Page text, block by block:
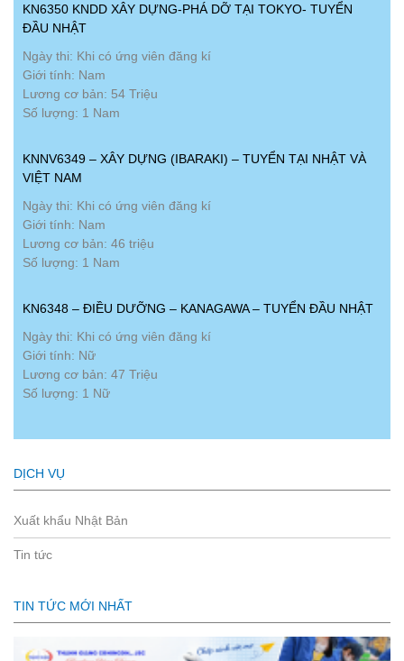
KN6350 KNDD XÂY DỰNG-PHÁ DỠ TẠI TOKYO- TUYỂN
ĐẦU NHẬT
Ngày thi: Khi có ứng viên đăng kí
Giới tính: Nam
Lương cơ bản: 54 Triệu
Số lượng: 1 Nam
KNNV6349 – XÂY DỰNG (IBARAKI) – TUYỂN TẠI NHẬT VÀ
VIỆT NAM
Ngày thi: Khi có ứng viên đăng kí
Giới tính: Nam
Lương cơ bản: 46 triệu
Số lượng: 1 Nam
KN6348 – ĐIỀU DƯỠNG – KANAGAWA – TUYỂN ĐẦU NHẬT
Ngày thi: Khi có ứng viên đăng kí
Giới tính: Nữ
Lương cơ bản: 47 Triệu
Số lượng: 1 Nữ
DỊCH VỤ
Xuất khẩu Nhật Bản
Tin tức
TIN TỨC MỚI NHẤT